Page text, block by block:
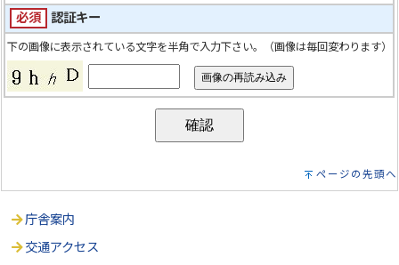
必須 認証キー
下の画像に表示されている文字を半角で入力下さい。（画像は毎回変わります）
ページの先頭へ
庁舎案内
交通アクセス